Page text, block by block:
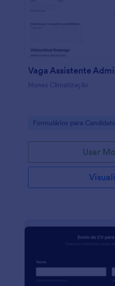
Vaga Assistente
Nunes Climatização
Go to Category:
Formulários para
Usar